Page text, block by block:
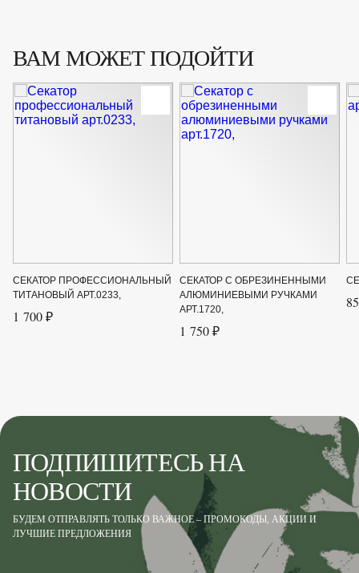
ВАМ МОЖЕТ ПОДОЙТИ
СЕКАТОР ПРОФЕССИОНАЛЬНЫЙ
ТИТАНОВЫЙ АРТ.0233,
1 700 ₽
СЕКАТОР С ОБРЕЗИНЕННЫМИ
АЛЮМИНИЕВЫМИ РУЧКАМИ
АРТ.1720,
1 750 ₽
ПОДПИШИТЕСЬ НА
НОВОСТИ
БУДЕМ ОТПРАВЛЯТЬ ТОЛЬКО ВАЖНОЕ – ПРОМОКОДЫ, АКЦИИ И
ЛУЧШИЕ ПРЕДЛОЖЕНИЯ